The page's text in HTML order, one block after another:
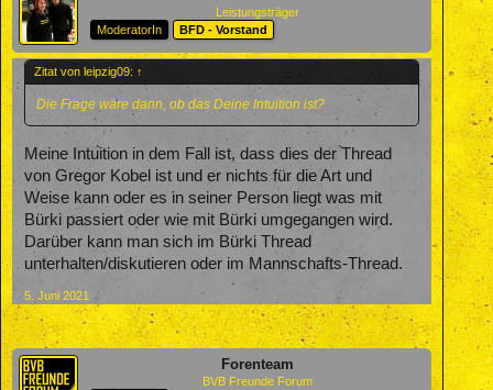
Leistungsträger
ModeratorIn
BFD - Vorstand
Zitat von leipzig09: ↑
Die Frage wäre dann, ob das Deine Intuition ist?
Meine Intuition in dem Fall ist, dass dies der Thread
von Gregor Kobel ist und er nichts für die Art und
Weise kann oder es in seiner Person liegt was mit
Bürki passiert oder wie mit Bürki umgegangen wird.
Darüber kann man sich im Bürki Thread
unterhalten/diskutieren oder im Mannschafts-Thread.
5. Juni 2021
Forenteam
BVB Freunde Forum